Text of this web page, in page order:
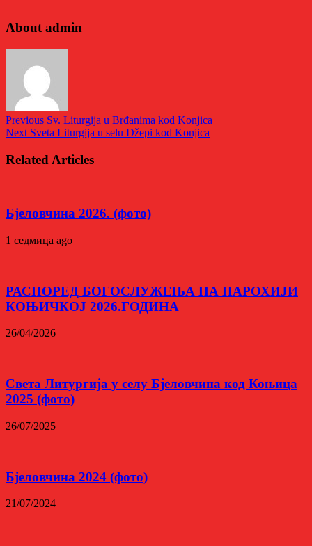
About admin
Previous Sv. Liturgija u Brđanima kod Konjica
Next Sveta Liturgija u selu Džepi kod Konjica
Related Articles
Бјеловчина 2026. (фото)
1 седмица ago
РАСПОРЕД БОГОСЛУЖЕЊА НА ПАРОХИЈИ
КОЊИЧКОЈ 2026.ГОДИНА
26/04/2026
Света Литургија у селу Бјеловчина код Коњица
2025 (фото)
26/07/2025
Бјеловчина 2024 (фото)
21/07/2024